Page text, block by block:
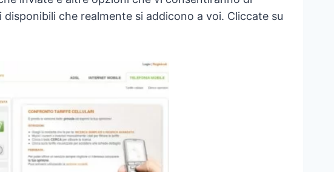
che realmente si addicono a voi. Cliccate su